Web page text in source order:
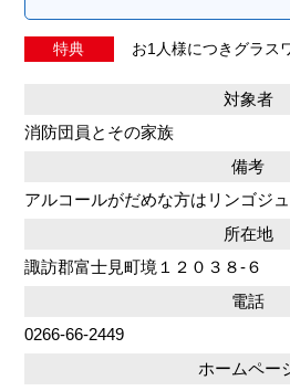
特典 お1人様につきグラス
対象者
消防団員とその家族
備考
アルコールがだめな方はリンゴジ
所在地
諏訪郡富士見町境１２０３８‐６
電話
0266-66-2449
ホームペー